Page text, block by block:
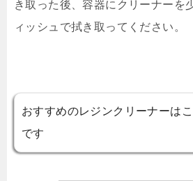
き取った後、容器にクリーナーを
ィッシュで拭き取ってください。
おすすめのレジンクリーナーは
です